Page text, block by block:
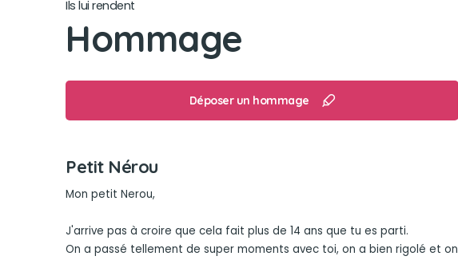
Ils lui rendent
Hommage
Déposer un hommage
Petit Nérou
Mon petit Nerou,
J'arrive pas à croire que cela fait plus de 14 ans que tu es parti.
On a passé tellement de super moments avec toi, on a bien rigolé et on